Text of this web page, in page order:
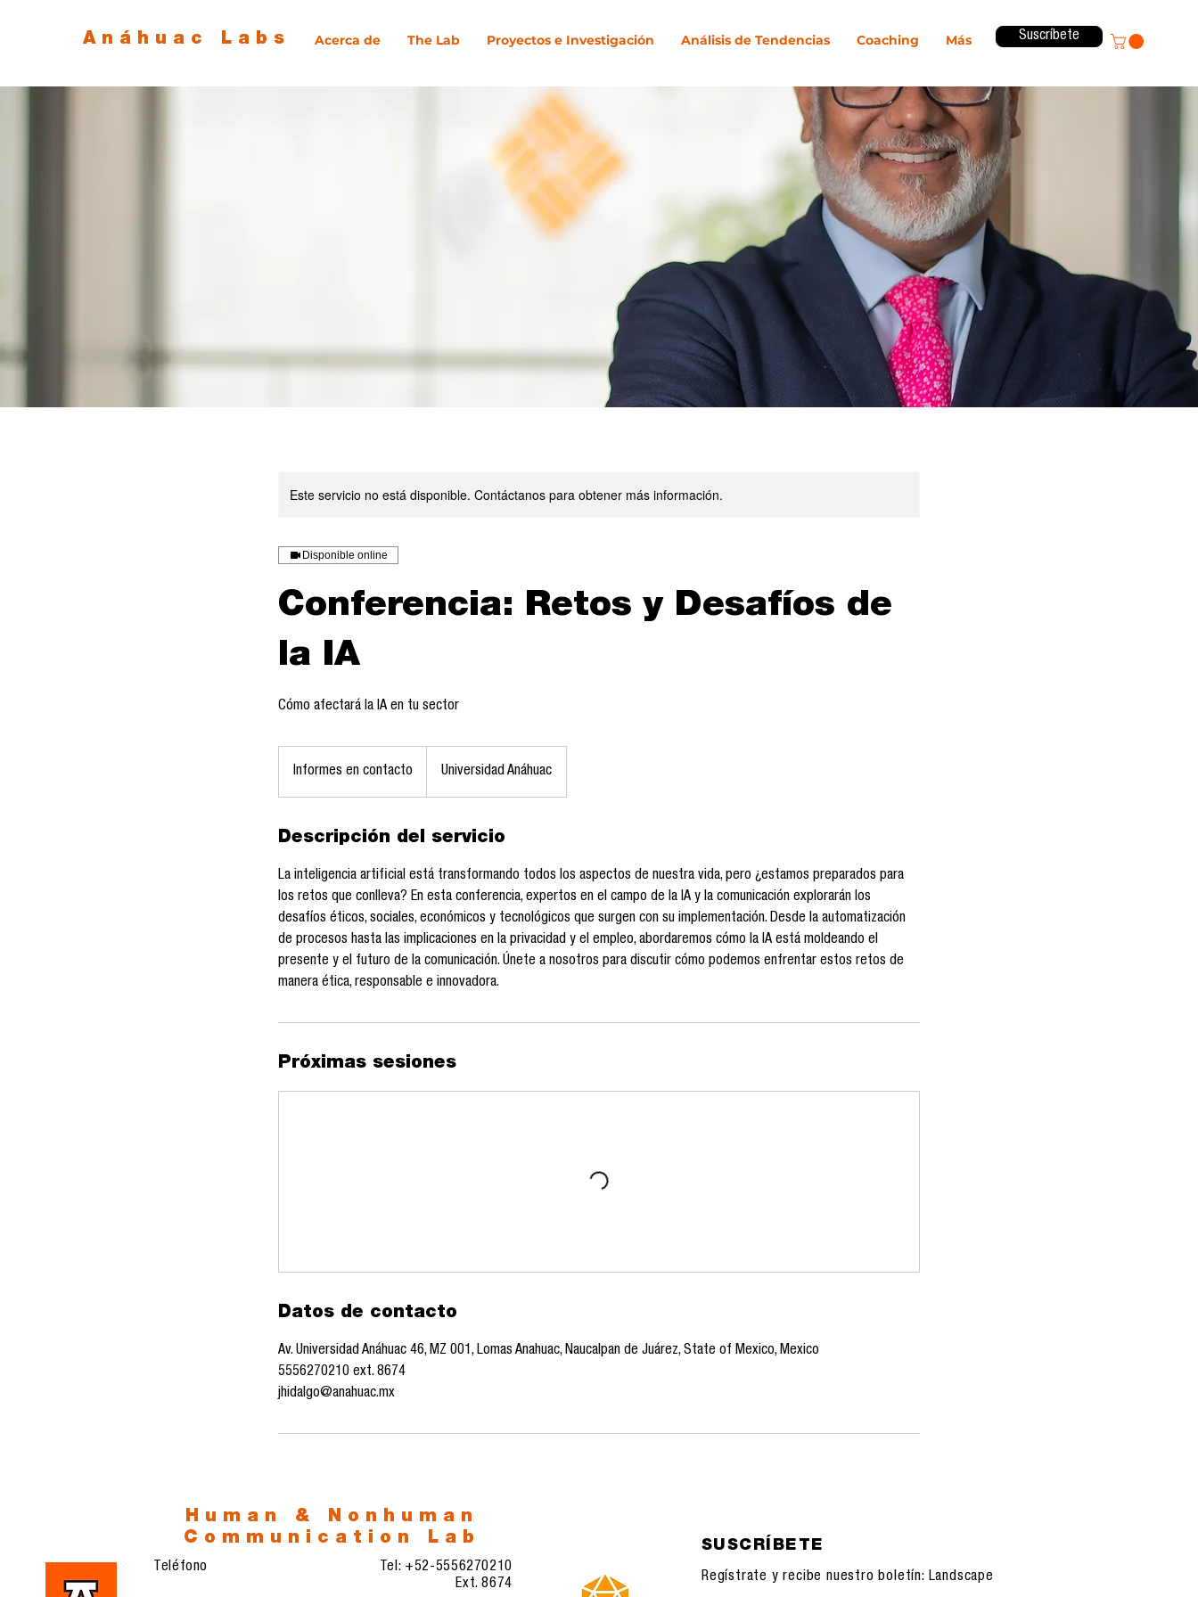
Anáhuac Labs Acerca de The Lab Proyectos e Investigación Análisis de Tendencias Coaching Más Suscríbete
Este servicio no está disponible. Contáctanos para obtener más información.
Disponible online
Conferencia: Retos y Desafíos de
la IA
Cómo afectará la IA en tu sector
contacto
Informes en contacto Universidad Anáhuac
Descripción del servicio
La inteligencia artificial está transformando todos los aspectos de nuestra vida, pero ¿estamos preparados para
los retos que conlleva? En esta conferencia, expertos en el campo de la IA y la comunicación explorarán los
desafíos éticos, sociales, económicos y tecnológicos que surgen con su implementación. Desde la automatización
de procesos hasta las implicaciones en la privacidad y el empleo, abordaremos cómo la IA está moldeando el
presente y el futuro de la comunicación. Únete a nosotros para discutir cómo podemos enfrentar estos retos de
manera ética, responsable e innovadora.
Próximas sesiones
Datos de contacto
Av. Universidad Anáhuac 46, MZ 001, Lomas Anahuac, Naucalpan de Juárez, State of Mexico, Mexico
5556270210 ext. 8674
jhidalgo@anahuac.mx
Human & Nonhuman
Communication Lab
Teléfono
Tel: +52-5556270210
Ext. 8674
SUSCRÍBETE
Regístrate y recibe nuestro boletín: Landscape